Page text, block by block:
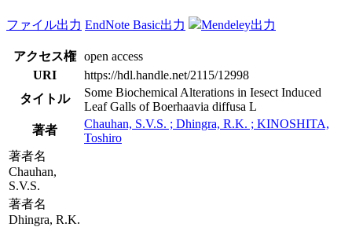
ファイル出力 EndNote Basic出力 Mendeley出力
アクセス権 open access
URI
https://hdl.handle.net/2115/12998
タイトル
Some Biochemical Alterations in Iesect Induced
Leaf Galls of Boerhaavia diffusa L
著者
Chauhan, S.V.S. ; Dhingra, R.K. ; KINOSHITA,
Toshiro
著者名
Chauhan,
S.V.S.
著者名
Dhingra, R.K.